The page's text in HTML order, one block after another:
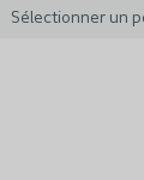
Sélectionner un